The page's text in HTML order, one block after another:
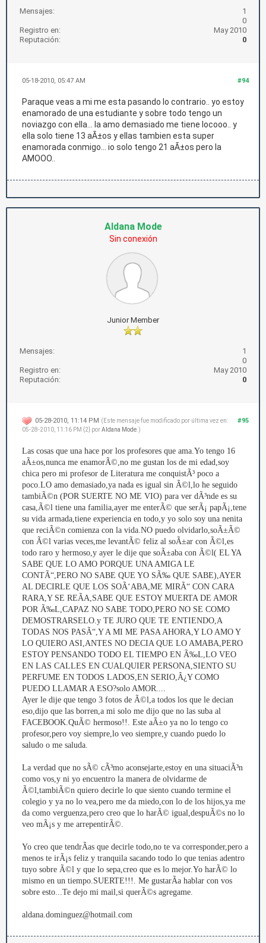
Mensajes:
1
0
Registro en:
May 2010
Reputación:
0
#94
05-18-2010, 05:47 AM
Paraque veas a mi me esta pasando lo contrario.. yo estoy
enamorado de una estudiante y sobre todo tengo un
noviazgo con ella... la amo demasiado me tiene locooo.. y
ella solo tiene 13 aÃ±os y ellas tambien esta super
enamorada conmigo... io solo tengo 21 aÃ±os pero la
AMOOO..
Aldana Mode
Sin conexión
Junior Member
Mensajes:
1
0
Registro en:
May 2010
Reputación:
0
#95
05-28-2010, 11:14 PM (Este mensaje fue modificado por última vez en:
05-28-2010, 11:16 PM {2} porAldana Mode .)
Las cosas que una hace por los profesores que ama.Yo tengo 16
aÃ±os,nunca me enamorÃ©,no me gustan los de mi edad,soy
chica pero mi profesor de Literatura me conquistÃ³ poco a
poco.LO amo demasiado,ya nada es igual sin Ã©l,lo he seguido
tambiÃ©n (POR SUERTE NO ME VIO) para ver dÃ³nde es su
casa,Ã©l tiene una familia,ayer me enterÃ© que serÃ¡ papÃ¡,tene
su vida armada,tiene experiencia en todo,y yo solo soy una nenita
que reciÃ©n comienza con la vida.NO puedo olvidarlo,soÃ±Ã©
con Ã©l varias veces,me levantÃ© feliz al soÃ±ar con Ã©l,es
todo raro y hermoso,y ayer le dije que soÃ±aba con Ã©l( EL YA
SABE QUE LO AMO PORQUE UNA AMIGA LE
CONTÃ“,PERO NO SABE QUE YO SÃ‰ QUE SABE),AYER
AL DECIRLE QUE LOS SOÃ‘ABA,ME MIRÃ“ CON CARA
RARA,Y SE REÃA,SABE QUE ESTOY MUERTA DE AMOR
POR Ã‰L,CAPAZ NO SABE TODO,PERO NO SE COMO
DEMOSTRARSELO.y TE JURO QUE TE ENTIENDO,A
TODAS NOS PASÃ“,Y A MI ME PASA AHORA,Y LO AMO Y
LO QUIERO ASI,ANTES NO DECIA QUE LO AMABA,PERO
ESTOY PENSANDO TODO EL TIEMPO EN Ã‰L,LO VEO
EN LAS CALLES EN CUALQUIER PERSONA,SIENTO SU
PERFUME EN TODOS LADOS,EN SERIO,Â¿Y COMO
PUEDO LLAMAR A ESO?solo AMOR....
Ayer le dije que tengo 3 fotos de Ã©l,a todos los que le decian
eso,dijo que las borren,a mi solo me dijo que no las suba al
FACEBOOK.QuÃ© hermoso!!. Este aÃ±o ya no lo tengo co
profesor,pero voy siempre,lo veo siempre,y cuando puedo lo
saludo o me saluda.
La verdad que no sÃ© cÃ³mo aconsejarte,estoy en una situaciÃ³n
como vos,y ni yo encuentro la manera de olvidarme de
Ã©l,tambiÃ©n quiero decirle lo que siento cuando termine el
colegio y ya no lo vea,pero me da miedo,con lo de los hijos,ya me
da como verguenza,pero creo que lo harÃ© igual,despuÃ©s no lo
veo mÃ¡s y me arrepentirÃ©.
Yo creo que tendrÃ­as que decirle todo,no te va corresponder,pero a
menos te irÃ¡s feliz y tranquila sacando todo lo que tenias adentro
tuyo sobre Ã©l y que lo sepa,creo que es lo mejor.Yo harÃ© lo
mismo en un tiempo.SUERTE!!!. Me gustarÃ­a hablar con vos
sobre esto...Te dejo mi mail,si querÃ©s agregame.
aldana.dominguez@hotmail.com